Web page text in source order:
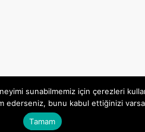
sunabilmemiz için çerezleri
ederseniz, bunu kabul ettiğinizi
Tamam